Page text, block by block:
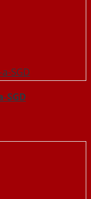
SGD